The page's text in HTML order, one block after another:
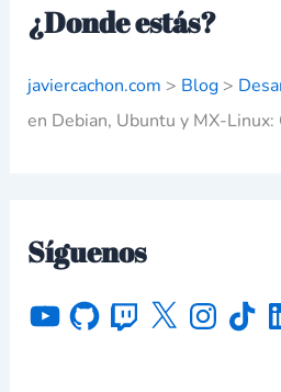
¿Donde estás?
javiercachon.com > Blog>
en Debian, Ubuntu y MX-Linux:
Síguenos